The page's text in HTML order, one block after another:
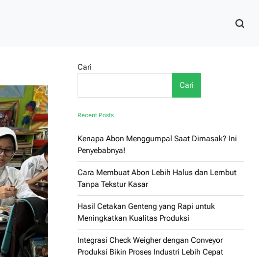
Cari
Cari
Recent Posts
Kenapa Abon Menggumpal Saat Dimasak? Ini
Penyebabnya!
Cara Membuat Abon Lebih Halus dan Lembut
Tanpa Tekstur Kasar
Hasil Cetakan Genteng yang Rapi untuk
Meningkatkan Kualitas Produksi
Integrasi Check Weigher dengan Conveyor
Produksi Bikin Proses Industri Lebih Cepat